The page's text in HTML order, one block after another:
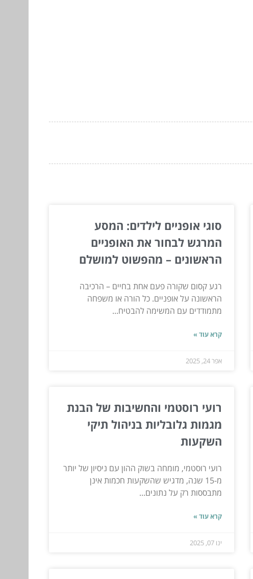
סוגי אופניים לילדים: המסע
המרגש לבחור את האופניים
הראשונים – מהפשוט למושלם
רגע קסום שקורה פעם אחת בחיים – הרכיבה
הראשונה על אופניים. כל הורה או משפחה
מתמודדים עם המשימה להבטיח...
קרא עוד »
אפר 24, 2025
רועי רוסטמי והחשיבות של הבנת
מגמות גלובליות בניהול תיקי
השקעות
רועי רוסטמי, מומחה בשוק ההון עם ניסיון של יותר
מ-15 שנה, מדגיש שהשקעות חכמות אינן
מתבססות רק על נתונים...
קרא עוד »
ינו 07, 2025